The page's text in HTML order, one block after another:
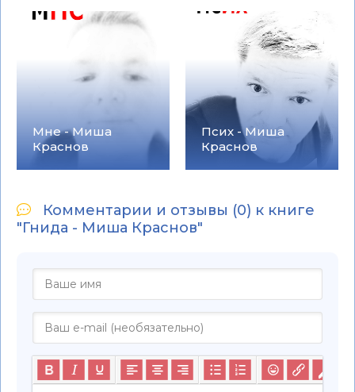
Мне - Миша
Краснов
Псих - Миша
Краснов
Комментарии и отзывы (0) к книге
"Гнида - Миша Краснов"